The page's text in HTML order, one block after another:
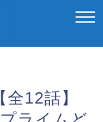
12話】